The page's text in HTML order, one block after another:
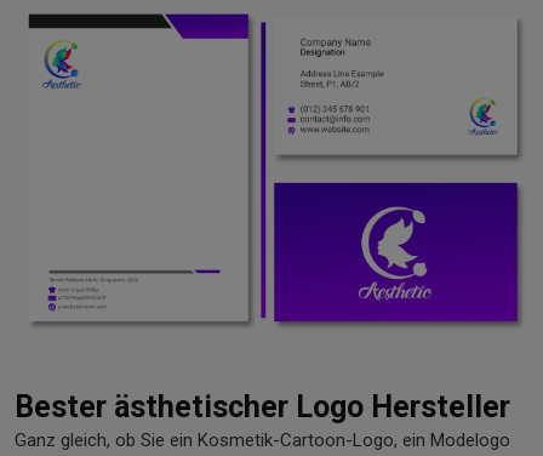
Bester ästhetischer Logo Hersteller
Ganz gleich, ob Sie ein Kosmetik-Cartoon-Logo, ein Modelogo